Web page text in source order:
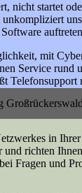
nicht startet
mit
Service rund
Telefonsupport
in
richten
Fragen und